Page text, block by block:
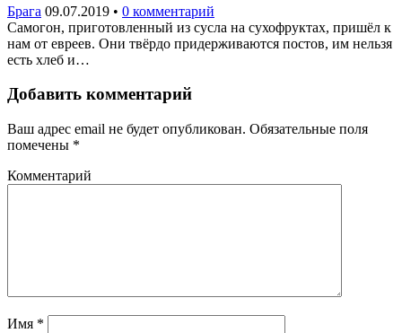
Брага 09.07.2019 • 0 комментарий
Самогон, приготовленный из сусла на сухофруктах, пришёл к
нам от евреев. Они твёрдо придерживаются постов, им нельзя
есть хлеб и…
Добавить комментарий
Ваш адрес email не будет опубликован. Обязательные поля
помечены *
Комментарий
Имя *